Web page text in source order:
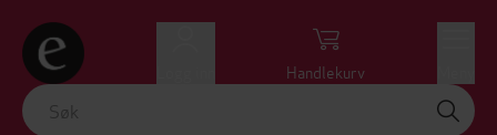
Handlekurv